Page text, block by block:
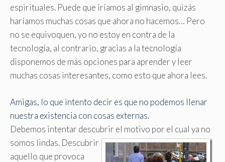
espirituales. Puede que iríamos al gimnasio, quizás
haríamos muchas cosas que ahora no hacemos… Pero
no se equivoquen, yo no estoy en contra de la
tecnología, al contrario, gracias a la tecnología
disponemos de más opciones para aprender y leer
muchas cosas interesantes, como esto que ahora lees.
Amigas, lo que intento decir es que no podemos llenar
nuestra existencia con cosas externas.
Debemos intentar descubrir el motivo por el cual ya no
somos lindas. Descubrir
aquello que provoca